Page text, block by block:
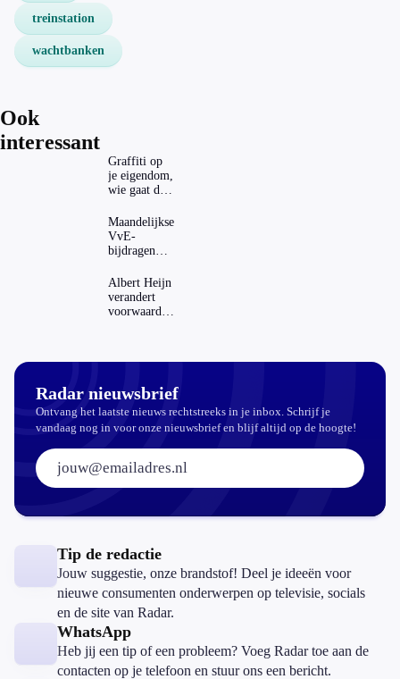
treinstation
wachtbanken
Ook
interessant
Graffiti op
je eigendom,
wie gaat dat
Maandelijkse
VvE-
bijdragen
dat invloed
op je
hypotheek?
Albert Heijn
verandert
voorwaarden
Radar nieuwsbrief
Ontvang het laatste nieuws rechtstreeks in je inbox. Schrijf je
vandaag nog in voor onze nieuwsbrief en blijf altijd op de hoogte!
E-mailadres:
Tip de redactie
Jouw suggestie, onze brandstof! Deel je ideeën voor
nieuwe consumenten onderwerpen op televisie, socials
en de site van Radar.
WhatsApp
Heb jij een tip of een probleem? Voeg Radar toe aan de
contacten op je telefoon en stuur ons een bericht.